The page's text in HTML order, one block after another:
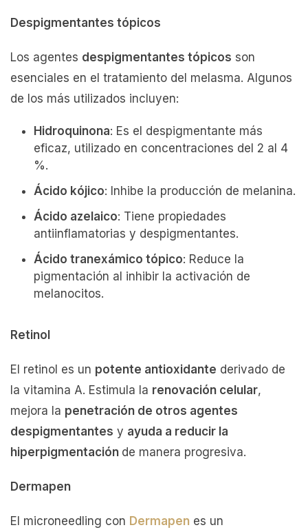
Despigmentantes tópicos
Los agentes despigmentantes tópicos son
esenciales en el tratamiento del melasma. Algunos
de los más utilizados incluyen:
Hidroquinona: Es el despigmentante más
eficaz, utilizado en concentraciones del 2 al 4
%.
Ácido kójico: Inhibe la producción de melanina.
Ácido azelaico: Tiene propiedades
antiinflamatorias y despigmentantes.
Ácido tranexámico tópico: Reduce la
pigmentación al inhibir la activación de
melanocitos.
Retinol
El retinol es un potente antioxidante derivado de
la vitamina A. Estimula la renovación celular,
mejora la penetración de otros agentes
despigmentantes y ayuda a reducir la
hiperpigmentación de manera progresiva.
Dermapen
El microneedling con Dermapen es un